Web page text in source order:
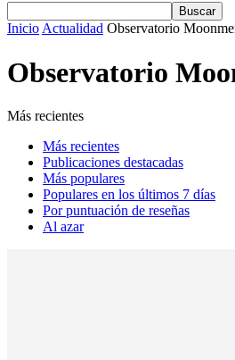
Inicio Actualidad Observatorio
Observatorio
Más recientes
Más recientes
Publicaciones destacadas
Más populares
Populares en los últimos 7 días
Por puntuación de reseñas
Al azar